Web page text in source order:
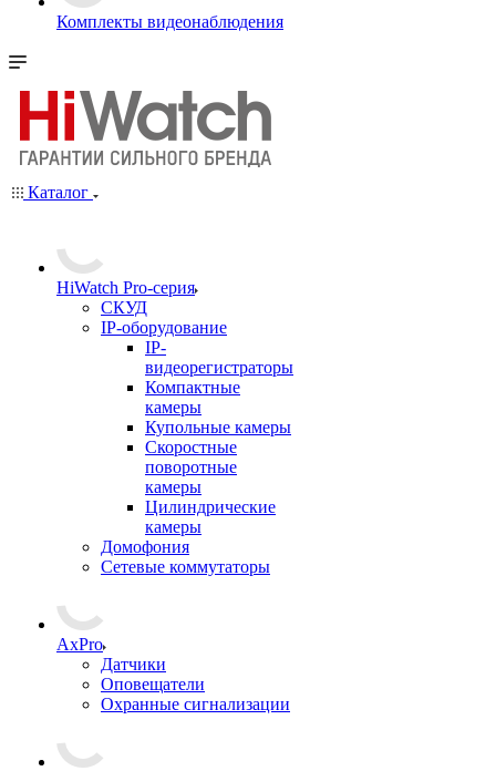
Комплекты видеонаблюдения
Каталог
HiWatch Pro-серия
CКУД
IP-оборудование
IP-
видеорегистраторы
Компактные
камеры
Купольные камеры
Скоростные
поворотные
камеры
Цилиндрические
камеры
Домофония
Сетевые коммутаторы
AxPro
Датчики
Оповещатели
Охранные сигнализации